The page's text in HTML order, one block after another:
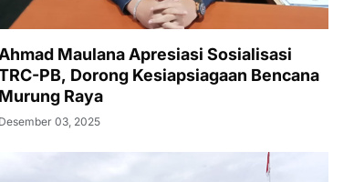
Maulana Apresiasi Sosialisasi
PB, Dorong Kesiapsiagaan Bencana
Murung Raya
Desember 03, 2025